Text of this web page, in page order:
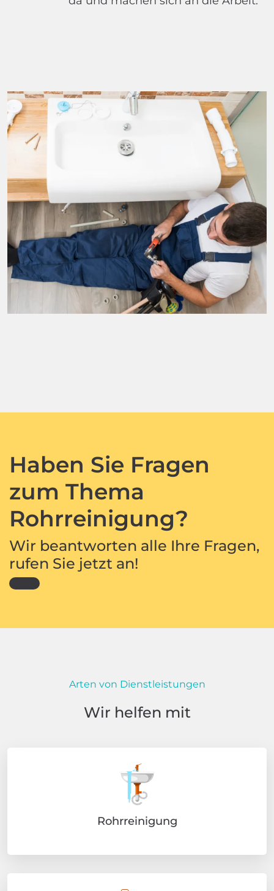
Haben Sie Fragen
zum Thema
Rohrreinigung?
Wir beantworten alle Ihre Fragen,
rufen Sie jetzt an!
Arten von Dienstleistungen
Wir helfen mit
Rohrreinigung